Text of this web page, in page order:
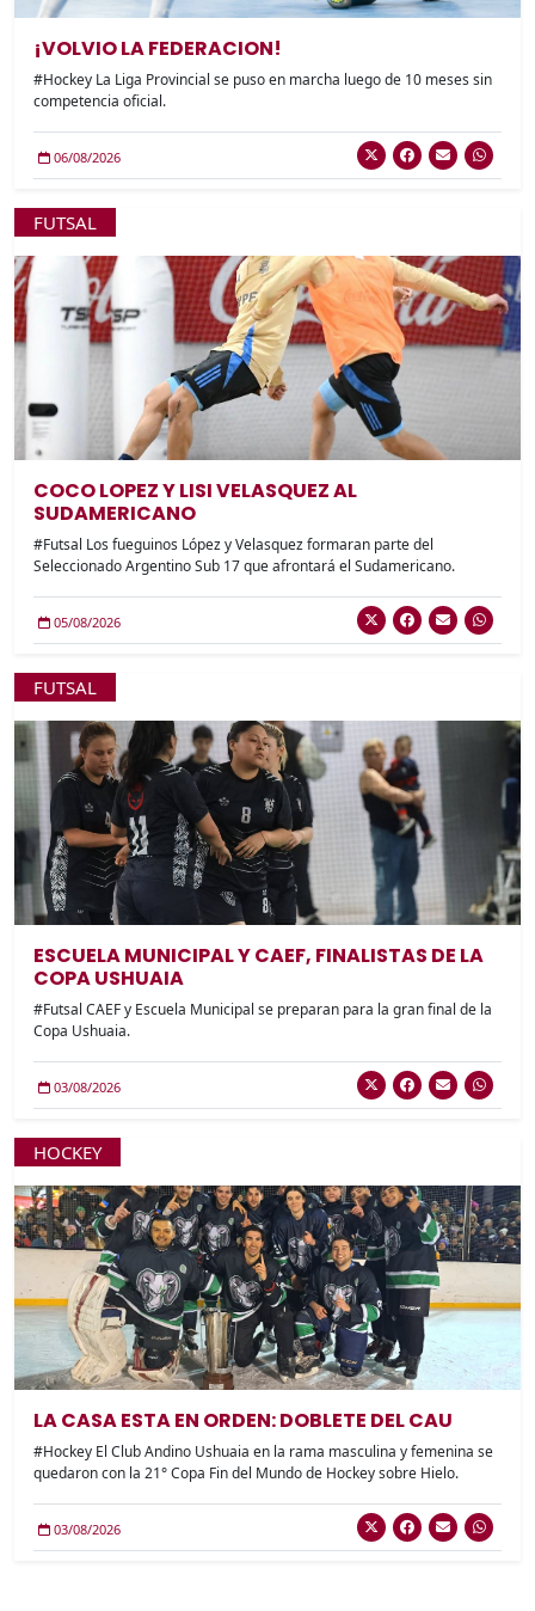
¡VOLVIO LA FEDERACION!
#Hockey La Liga Provincial se puso en marcha luego de 10 meses sin
competencia oficial.
06/08/2026
FUTSAL
COCO LOPEZ Y LISI VELASQUEZ AL
SUDAMERICANO
#Futsal Los fueguinos López y Velasquez formaran parte del
Seleccionado Argentino Sub 17 que afrontará el Sudamericano.
05/08/2026
FUTSAL
ESCUELA MUNICIPAL Y CAEF, FINALISTAS DE LA
COPA USHUAIA
#Futsal CAEF y Escuela Municipal se preparan para la gran final de la
Copa Ushuaia.
03/08/2026
HOCKEY
LA CASA ESTA EN ORDEN: DOBLETE DEL CAU
#Hockey El Club Andino Ushuaia en la rama masculina y femenina se
quedaron con la 21° Copa Fin del Mundo de Hockey sobre Hielo.
03/08/2026